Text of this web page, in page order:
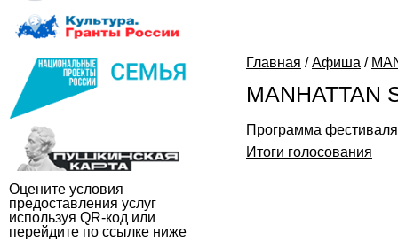
Оцените условия
предоставления услуг
используя QR-код или
перейдите по ссылке ниже
Главная / Афиша /
MANHATTAN
Программа фестиваля
Итоги голосования